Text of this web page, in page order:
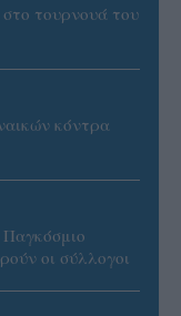
στο τουρνουά του
κόντρα
Παγκόσμιο
οι σύλλογοι